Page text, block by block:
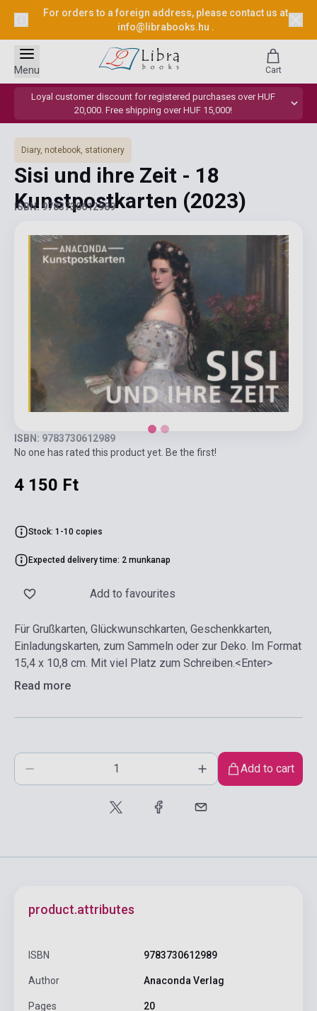
For orders to a foreign address, please contact us at
info@librabooks.hu .
Loyal customer discount for registered purchases over HUF
20,000. Free shipping over HUF 15,000!
Menu Cart
Diary, notebook, stationery
Sisi und ihre Zeit - 18
Kunstpostkarten (2023)
ISBN: 9783730612989
ISBN: 9783730612989
No one has rated this product yet. Be the first!
4 150 Ft
Stock: 1-10 copies
Expected delivery time: 2 munkanap
Add to favourites
Für Grußkarten, Glückwunschkarten, Geschenkkarten,
Einladungskarten, zum Sammeln oder zur Deko. Im Format
15,4 x 10,8 cm. Mit viel Platz zum Schreiben.<Enter>
Read more
Add to cart
product.attributes
ISBN 9783730612989
Author Anaconda Verlag
Pages 20